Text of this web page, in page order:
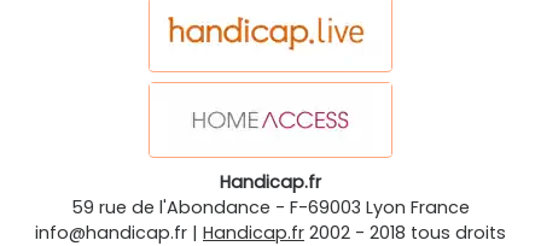
Handicap.fr
59 rue de l'Abondance - F-69003 Lyon France
info@handicap.fr | Handicap.fr 2002 - 2018 tous droits